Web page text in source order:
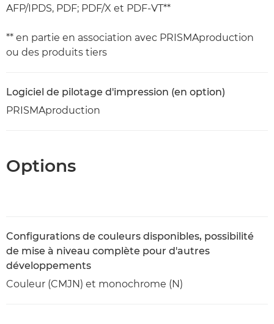
AFP/IPDS, PDF; PDF/X et PDF-VT**
** en partie en association avec PRISMAproduction
ou des produits tiers
Logiciel de pilotage d'impression (en option)
PRISMAproduction
Options
Configurations de couleurs disponibles, possibilité
de mise à niveau complète pour d'autres
développements
Couleur (CMJN) et monochrome (N)